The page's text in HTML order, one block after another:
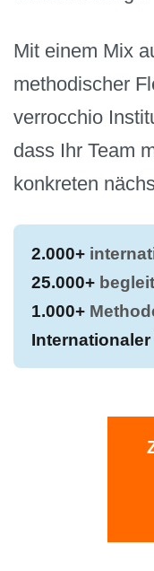
Mit einem Mix
methodischer
verrocchio
dass Ihr Team
konkreten
2.000+
25.000+
1.000+
Internationaler